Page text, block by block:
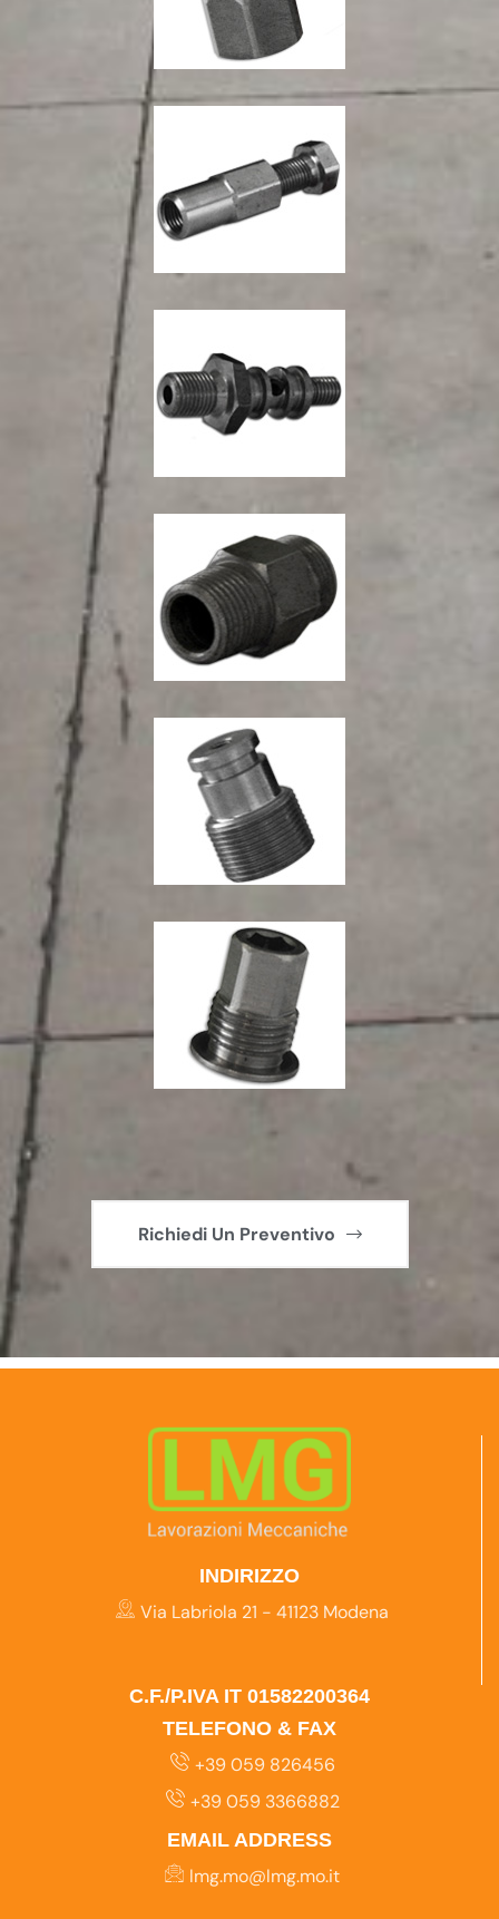
Richiedi Un Preventivo
INDIRIZZO
Via Labriola 21 - 41123 Modena
C.F./P.IVA IT 01582200364
TELEFONO & FAX
+39 059 826456
+39 059 3366882
EMAIL ADDRESS
lmg.mo@lmg.mo.it